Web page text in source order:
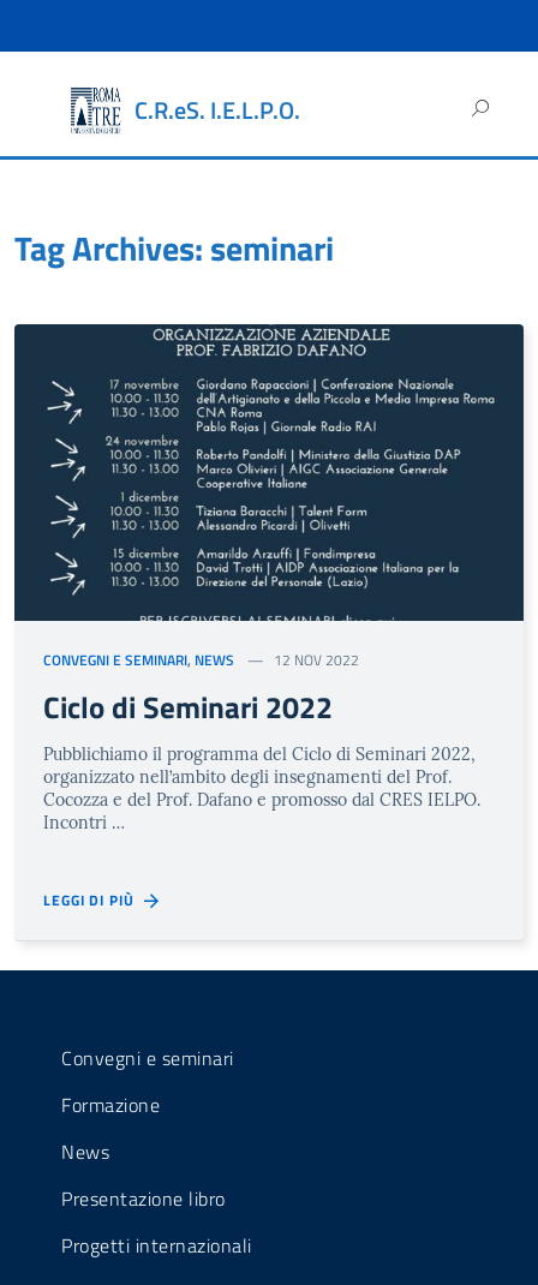
C.R.eS. I.E.L.P.O.
per:
Tag Archives: seminari
CONVEGNI E SEMINARI, NEWS 12 NOV 2022
Ciclo di Seminari 2022
Pubblichiamo il programma del Ciclo di Seminari 2022,
organizzato nell’ambito degli insegnamenti del Prof.
Cocozza e del Prof. Dafano e promosso dal CRES IELPO.
Incontri …
LEGGI DI PIÙ
Convegni e seminari
Formazione
News
Presentazione libro
Progetti internazionali